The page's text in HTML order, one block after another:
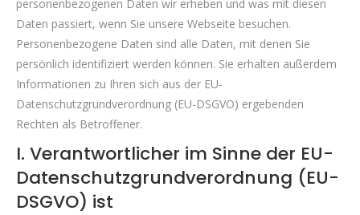
personenbezogenen Daten wir erheben und was mit diesen
Daten passiert, wenn Sie unsere Webseite besuchen.
Personenbezogene Daten sind alle Daten, mit denen Sie
persönlich identifiziert werden können. Sie erhalten außerdem
Informationen zu Ihren sich aus der EU-
Datenschutzgrundverordnung (EU-DSGVO) ergebenden
Rechten als Betroffener.
I. Verantwortlicher im Sinne der EU-
Datenschutzgrundverordnung (EU-
DSGVO) ist